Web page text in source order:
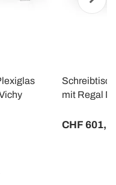
mit Regal
CHF